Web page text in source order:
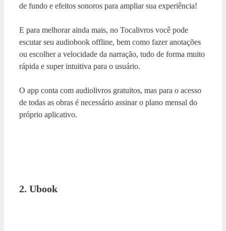
de fundo e efeitos sonoros para ampliar sua experiência!
E para melhorar ainda mais, no Tocalivros você pode
escutar seu audiobook offline, bem como fazer anotações
ou escolher a velocidade da narração, tudo de forma muito
rápida e super intuitiva para o usuário.
O app conta com audiolivros gratuitos, mas para o acesso
de todas as obras é necessário assinar o plano mensal do
próprio aplicativo.
2. Ubook